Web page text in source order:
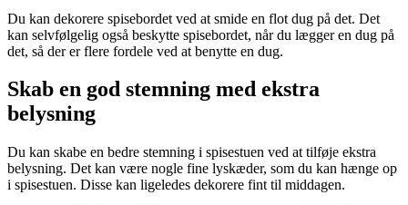
Du kan dekorere spisebordet ved at smide en flot dug på det. Det
kan selvfølgelig også beskytte spisebordet, når du lægger en dug på
det, så der er flere fordele ved at benytte en dug.
Skab en god stemning med ekstra
belysning
Du kan skabe en bedre stemning i spisestuen ved at tilføje ekstra
belysning. Det kan være nogle fine lyskæder, som du kan hænge op
i spisestuen. Disse kan ligeledes dekorere fint til middagen.